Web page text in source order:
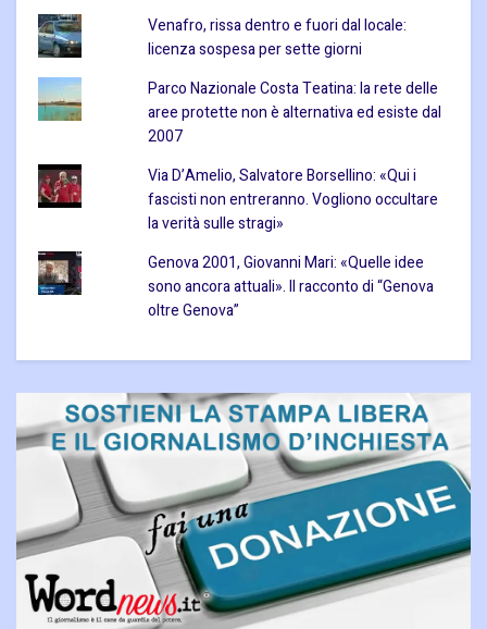
Venafro, rissa dentro e fuori dal locale:
licenza sospesa per sette giorni
Parco Nazionale Costa Teatina: la rete delle
aree protette non è alternativa ed esiste dal
2007
Via D’Amelio, Salvatore Borsellino: «Qui i
fascisti non entreranno. Vogliono occultare
la verità sulle stragi»
Genova 2001, Giovanni Mari: «Quelle idee
sono ancora attuali». Il racconto di “Genova
oltre Genova”